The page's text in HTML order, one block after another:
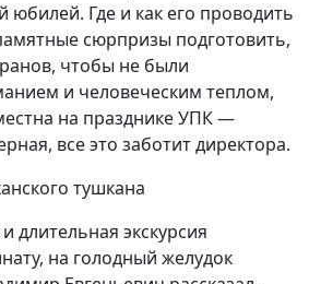
юбилей. Где и как его проводить
сюрпризы подготовить,
чтобы не были
и человеческим теплом,
на празднике УПК —
все это заботит директора.
тушкана
длительная экскурсия
на голодный желудок